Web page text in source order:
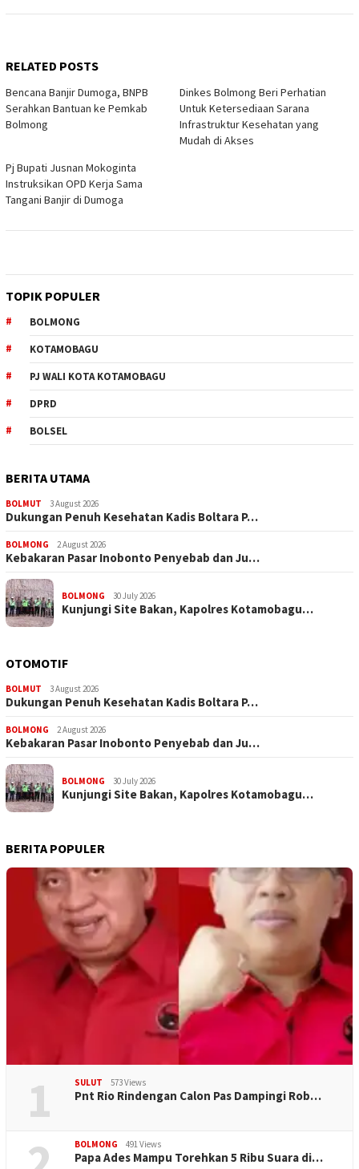
RELATED POSTS
Bencana Banjir Dumoga, BNPB
Serahkan Bantuan ke Pemkab
Bolmong
Dinkes Bolmong Beri Perhatian
Untuk Ketersediaan Sarana
Infrastruktur Kesehatan yang
Mudah di Akses
Pj Bupati Jusnan Mokoginta
Instruksikan OPD Kerja Sama
Tangani Banjir di Dumoga
TOPIK POPULER
BOLMONG
KOTAMOBAGU
PJ WALI KOTA KOTAMOBAGU
DPRD
BOLSEL
BERITA UTAMA
BOLMUT 3 August 2026
Dukungan Penuh Kesehatan Kadis Boltara P…
BOLMONG 2 August 2026
Kebakaran Pasar Inobonto Penyebab dan Ju…
BOLMONG 30 July 2026
Kunjungi Site Bakan, Kapolres Kotamobagu…
OTOMOTIF
BOLMUT 3 August 2026
Dukungan Penuh Kesehatan Kadis Boltara P…
BOLMONG 2 August 2026
Kebakaran Pasar Inobonto Penyebab dan Ju…
BOLMONG 30 July 2026
Kunjungi Site Bakan, Kapolres Kotamobagu…
BERITA POPULER
1 SULUT 573 Views
Pnt Rio Rindengan Calon Pas Dampingi Rob…
BOLMONG 491 Views
Papa Ades Mampu Torehkan 5 Ribu Suara di…